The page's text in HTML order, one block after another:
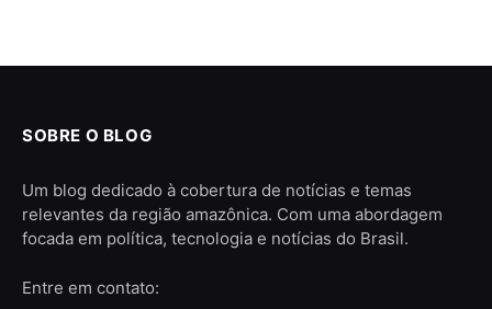
SOBRE O BLOG
Um blog dedicado à cobertura de notícias e temas
relevantes da região amazônica. Com uma abordagem
focada em política, tecnologia e notícias do Brasil.
Entre em contato: